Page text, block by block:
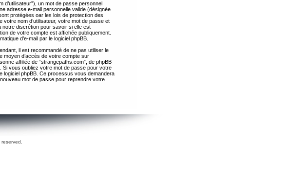
d’utilisateur”), un mot de passe personnel
adresse e-mail personnelle valide (désignée
protégées oar les lois de protection des
nom d’utilisateur, votre mot de passe et
notre discrétion pour savoir si elle est
de votre compte est affichée publiquement.
d’e-mail par le logiciel phpBB.
il est recommandé de ne pas utiliser le
moyen d’accès de votre compte sur
affiliée de “strangepaths.com”, de phpBB
Si vous oubliez votre mot de passe pour votre
logiciel phpBB. Ce processus vous demandera
mot de passe pour reprendre votre